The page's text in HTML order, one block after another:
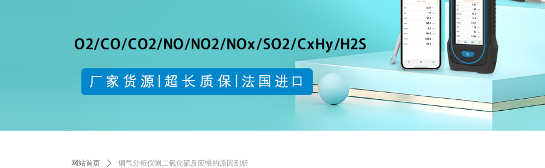
网站首页 ꄲ 烟气分析仪测二氧化硫反应慢的原因剖析